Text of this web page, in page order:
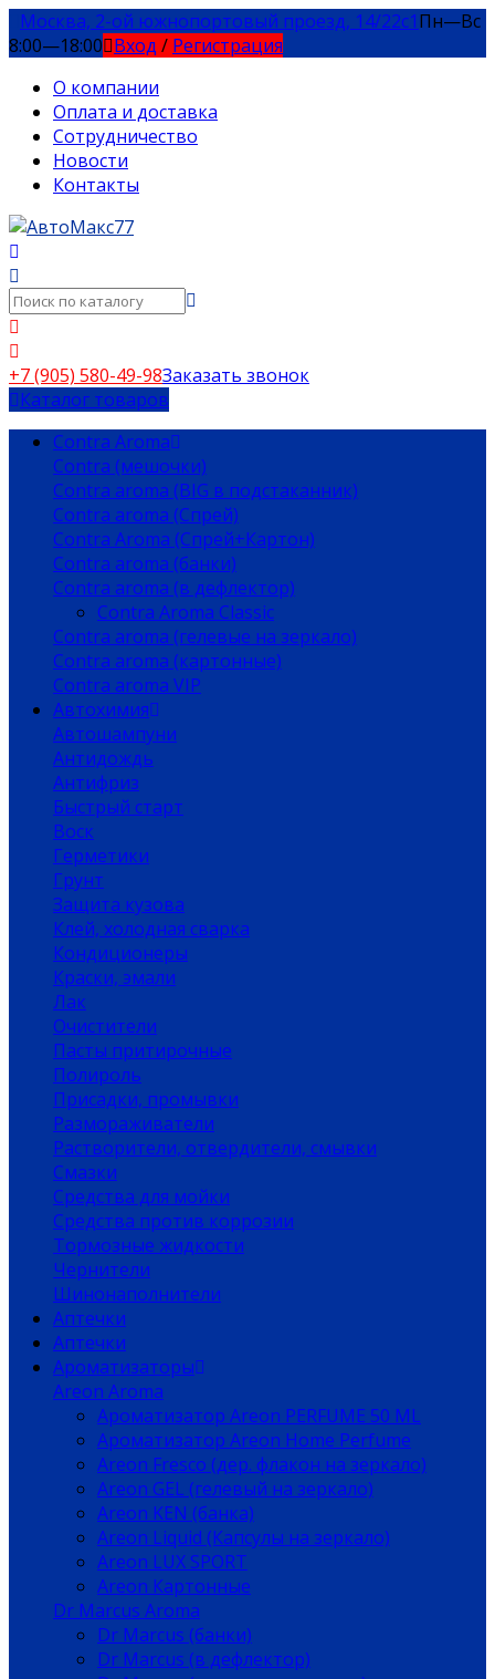
Москва, 2-ой южнопортовый проезд, 14/22c1Пн—Вс
8:00—18:00 Вход / Регистрация
О компании
Оплата и доставка
Сотрудничество
Новости
Контакты
+7 (905) 580-49-98Заказать звонок
Каталог товаров
Contra Aroma
Contra (мешочки)
Contra aroma (BIG в подстаканник)
Contra aroma (Спрей)
Contra Aroma (Спрей+Картон)
Contra aroma (банки)
Contra aroma (в дефлектор)
Contra Aroma Classic
Contra aroma (гелевые на зеркало)
Contra aroma (картонные)
Contra aroma VIP
Автохимия
Автошампуни
Антидождь
Антифриз
Быстрый старт
Воск
Герметики
Грунт
Защита кузова
Клей, холодная сварка
Кондиционеры
Краски, эмали
Лак
Очистители
Пасты притирочные
Полироль
Присадки, промывки
Размораживатели
Растворители, отвердители, смывки
Смазки
Средства для мойки
Средства против коррозии
Тормозные жидкости
Чернители
Шинонаполнители
Аптечки
Аптечки
Ароматизаторы
Areon Aroma
Ароматизатор Areon PERFUME 50 ML
Ароматизатор Areon Home Perfume
Areon Fresco (дер. флакон на зеркало)
Areon GEL (гелевый на зеркало)
Areon KEN (банка)
Areon Liquid (Капсулы на зеркало)
Areon LUX SPORT
Areon Картонные
Dr Marcus Aroma
Dr Marcus (банки)
Dr Marcus (в дефлектор)